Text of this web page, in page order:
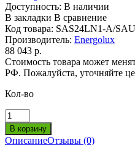
Доступность: В наличии
В закладки В сравнение
Код товара: SAS24LN1-A/
Производитель: Energolux
88 043 р.
Стоимость товара может
РФ. Пожалуйста, уточняйте
Кол-во
ОписаниеОтзывы (0)